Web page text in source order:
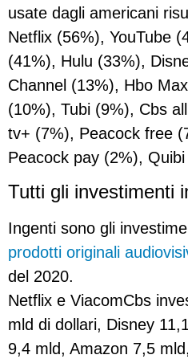
usate dagli americani
Netflix (56%), YouTube
(41%), Hulu (33%),
Channel (13%), Hbo
(10%), Tubi (9%), Cbs
tv+ (7%), Peacock free
Peacock pay (2%),
Tutti gli investimenti
Ingenti sono gli
prodotti originali
del 2020.
Netflix e ViacomCbs
mld di dollari, Disney
9,4 mld, Amazon 7,5